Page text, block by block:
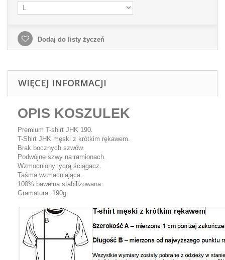
Dodaj do listy życzeń
WIĘCEJ INFORMACJI
OPIS KOSZULEK
Premium T-shirt JHK 190.
T-Shirt JHK męski z krótkim rękawem.
Brak bocznych szwów.
Podwójne szwy na ramionach.
Wzmocniony lycrą ściągacz.
Taśma wzmacniająca.
100% bawełna stabilizowana .
Gramatura: 190g.